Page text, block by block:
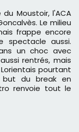
Moustoir, l'ACA
Le milieu
frappe encore
spectacle aussi.
un choc avec
rentrés, mais
pourtant
but du break en
renvoie tout le